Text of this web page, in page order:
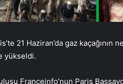
21 Haziran’da gaz
yükseldi.
Franceinfo’nun Paris